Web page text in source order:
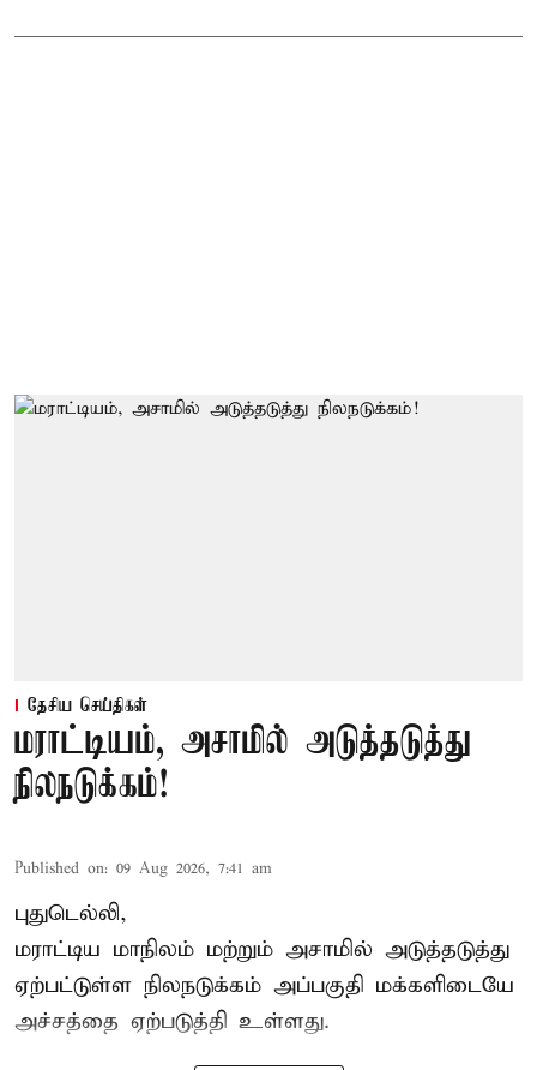
தேசிய செய்திகள்
மராட்டியம், அசாமில் அடுத்தடுத்து
நிலநடுக்கம்!
Published on: 09 Aug 2026, 7:41 am
புதுடெல்லி,
மராட்டிய மாநிலம் மற்றும் அசாமில் அடுத்தடுத்து
ஏற்பட்டுள்ள நிலநடுக்கம் அப்பகுதி மக்களிடையே
அச்சத்தை ஏற்படுத்தி உள்ளது.